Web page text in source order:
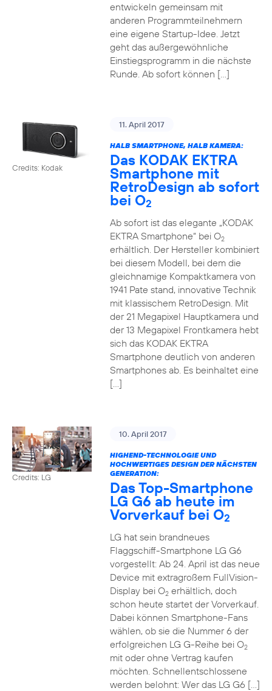
entwickeln gemeinsam mit
anderen Programmteilnehmern
eine eigene Startup-Idee. Jetzt
geht das außergewöhnliche
Einstiegsprogramm in die nächste
Runde. Ab sofort können […]
Credits: Kodak
11. April 2017
HALB SMARTPHONE, HALB KAMERA:
Das KODAK EKTRA
Smartphone mit
RetroDesign ab sofort
bei O2
Ab sofort ist das elegante „KODAK
EKTRA Smartphone“ bei O2
erhältlich. Der Hersteller kombiniert
bei diesem Modell, bei dem die
gleichnamige Kompaktkamera von
1941 Pate stand, innovative Technik
mit klassischem RetroDesign. Mit
der 21 Megapixel Hauptkamera und
der 13 Megapixel Frontkamera hebt
sich das KODAK EKTRA
Smartphone deutlich von anderen
Smartphones ab. Es beinhaltet eine
[…]
Credits: LG
10. April 2017
HIGHEND-TECHNOLOGIE UND
HOCHWERTIGES DESIGN DER NÄCHSTEN
GENERATION:
Das Top-Smartphone
LG G6 ab heute im
Vorverkauf bei O2
LG hat sein brandneues
Flaggschiff-Smartphone LG G6
vorgestellt: Ab 24. April ist das neue
Device mit extragroßem FullVision-
Display bei O2erhältlich, doch
schon heute startet der Vorverkauf.
Dabei können Smartphone-Fans
wählen, ob sie die Nummer 6 der
erfolgreichen LG G-Reihe bei O2
mit oder ohne Vertrag kaufen
möchten. Schnellentschlossene
werden belohnt: Wer das LG G6 […]